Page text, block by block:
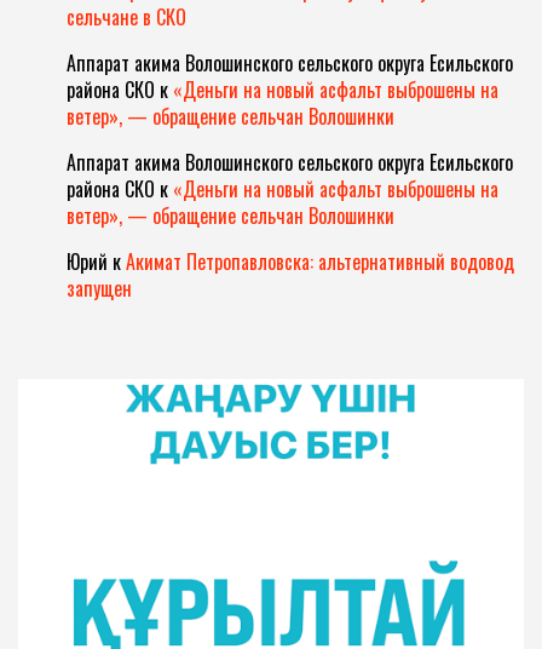
сельчане в СКО
Аппарат акима Волошинского сельского округа Есильского
района СКО к «Деньги на новый асфальт выброшены на
ветер», — обращение сельчан Волошинки
Аппарат акима Волошинского сельского округа Есильского
района СКО к «Деньги на новый асфальт выброшены на
ветер», — обращение сельчан Волошинки
Юрий кАкимат Петропавловска: альтернативный водовод
запущен